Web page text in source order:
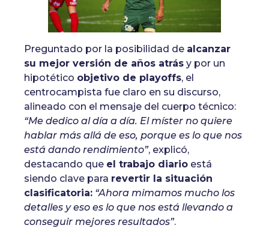
Preguntado por la posibilidad de alcanzar
su mejor versión de años atrás y por un
hipotético objetivo de playoffs, el
centrocampista fue claro en su discurso,
alineado con el mensaje del cuerpo técnico:
“Me dedico al día a día. El míster no quiere
hablar más allá de eso, porque es lo que nos
está dando rendimiento”, explicó,
destacando que el trabajo diario está
siendo clave para revertir la situación
clasificatoria: “Ahora mimamos mucho los
detalles y eso es lo que nos está llevando a
conseguir mejores resultados”.